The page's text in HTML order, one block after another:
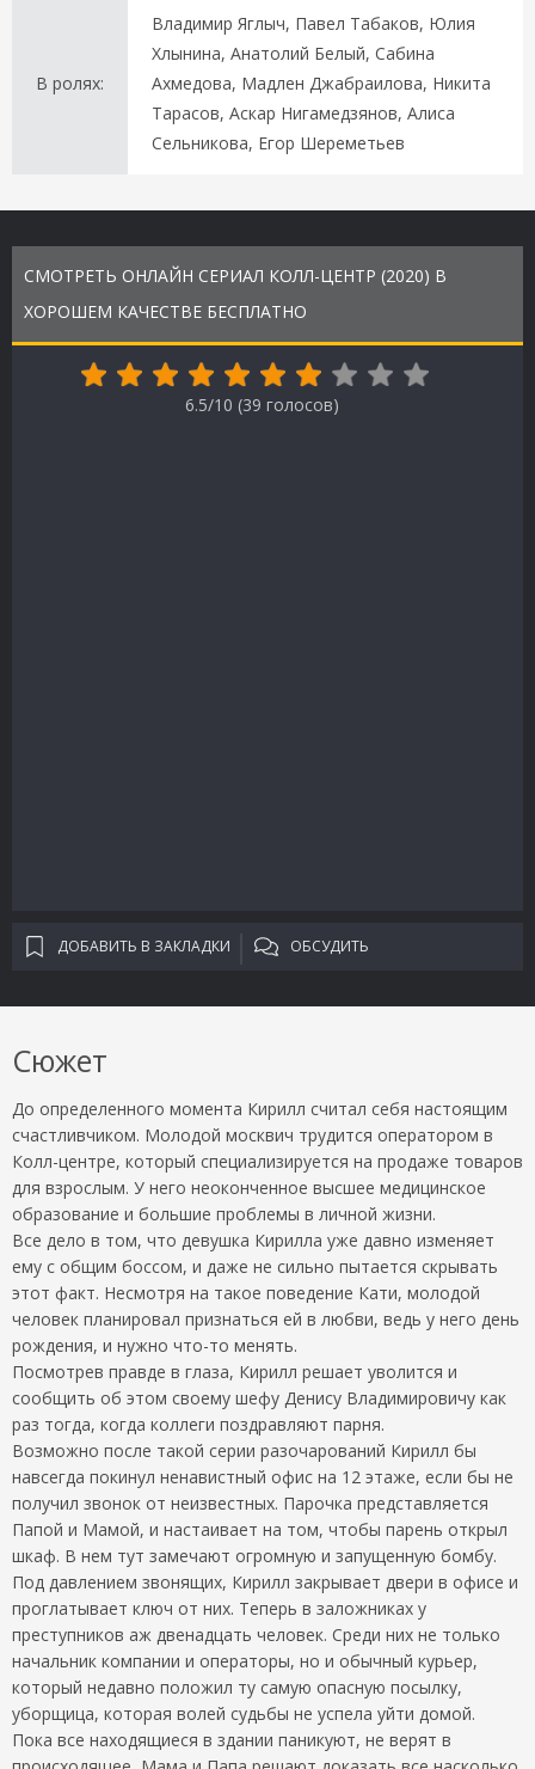
В ролях:
Владимир Яглыч, Павел Табаков, Юлия
Хлынина, Анатолий Белый, Сабина
Ахмедова, Мадлен Джабраилова, Никита
Тарасов, Аскар Нигамедзянов, Алиса
Сельникова, Егор Шереметьев
СМОТРЕТЬ ОНЛАЙН СЕРИАЛ КОЛЛ-ЦЕНТР (2020) В
ХОРОШЕМ КАЧЕСТВЕ БЕСПЛАТНО
6.5/10 (39 голосов)
ДОБАВИТЬ В ЗАКЛАДКИ ОБСУДИТЬ
Сюжет
До определенного момента Кирилл считал себя настоящим
счастливчиком. Молодой москвич трудится оператором в
Колл-центре, который специализируется на продаже товаров
для взрослым. У него неоконченное высшее медицинское
образование и большие проблемы в личной жизни.
Все дело в том, что девушка Кирилла уже давно изменяет
ему с общим боссом, и даже не сильно пытается скрывать
этот факт. Несмотря на такое поведение Кати, молодой
человек планировал признаться ей в любви, ведь у него день
рождения, и нужно что-то менять.
Посмотрев правде в глаза, Кирилл решает уволится и
сообщить об этом своему шефу Денису Владимировичу как
раз тогда, когда коллеги поздравляют парня.
Возможно после такой серии разочарований Кирилл бы
навсегда покинул ненавистный офис на 12 этаже, если бы не
получил звонок от неизвестных. Парочка представляется
Папой и Мамой, и настаивает на том, чтобы парень открыл
шкаф. В нем тут замечают огромную и запущенную бомбу.
Под давлением звонящих, Кирилл закрывает двери в офисе и
проглатывает ключ от них. Теперь в заложниках у
преступников аж двенадцать человек. Среди них не только
начальник компании и операторы, но и обычный курьер,
который недавно положил ту самую опасную посылку,
уборщица, которая волей судьбы не успела уйти домой.
Пока все находящиеся в здании паникуют, не верят в